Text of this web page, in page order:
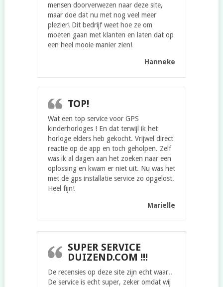
mensen doorverwezen naar deze site,
maar doe dat nu met nog veel meer
plezier! Dit bedrijf weet hoe ze om
moeten gaan met klanten en laten dat op
een heel mooie manier zien!
Hanneke
TOP!
Wat een top service voor GPS
kinderhorloges ! En dat terwijl ik het
horloge elders heb gekocht. Vrijwel direct
reactie op de app en toch geholpen. Zelf
was ik al dagen aan het zoeken naar een
oplossing en kwam er niet uit. Nu was het
met de gps installatie service zo opgelost.
Heel fijn!
Marielle
SUPER SERVICE
DUIZEND.COM !!!
De recensies op deze site zijn echt waar..
De service is echt super, zeker omdat wij